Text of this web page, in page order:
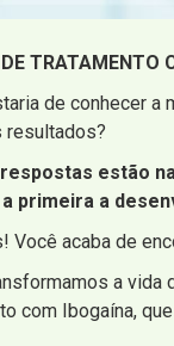
TRATAMENTO
de conhecer a
resultados?
estão
primeira a
Você acaba de
a vida
com Ibogaína,